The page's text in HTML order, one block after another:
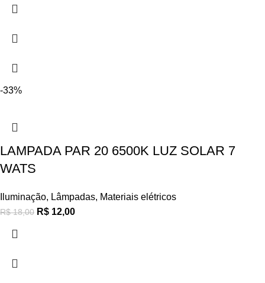
-33%
LAMPADA PAR 20 6500K LUZ SOLAR 7
WATS
Iluminação, Lâmpadas, Materiais elétricos
R$18,00 R$ 12,00